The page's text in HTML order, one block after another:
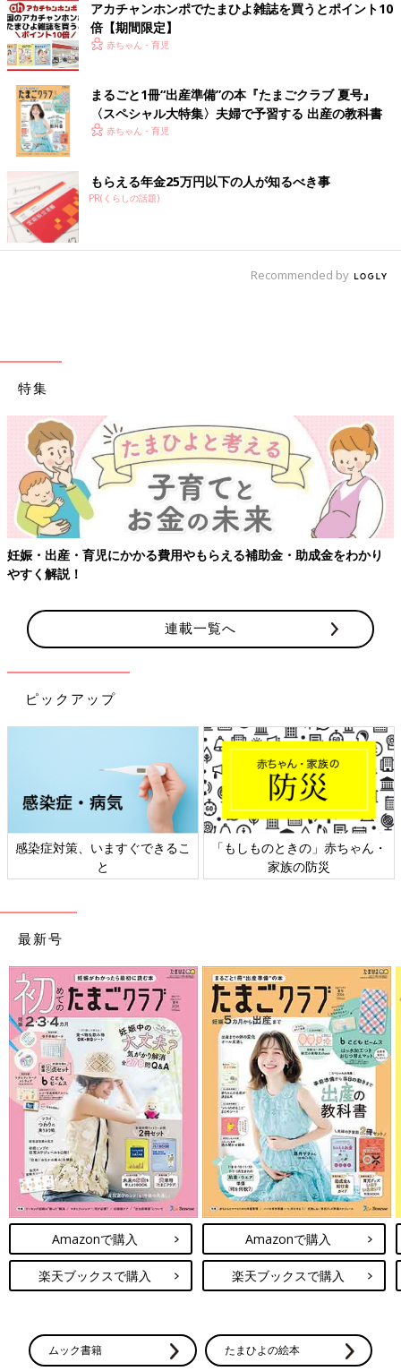
アカチャンホンポでたまひよ雑誌を買うとポイント10
倍【期間限定】
赤ちゃん・育児
まるごと1冊“出産準備”の本『たまごクラブ 夏号』
〈スペシャル大特集〉夫婦で予習する 出産の教科書
赤ちゃん・育児
もらえる年金25万円以下の人が知るべき事
PR(くらしの話題)
Recommended by
特集
妊娠・出産・育児にかかる費用やもらえる補助金・助成金をわかり
やすく解説！
連載一覧へ
ピックアップ
感染症対策、いますぐできるこ
と
「もしものときの」赤ちゃん・
家族の防災
最新号
Amazonで購入
楽天ブックスで購入
Amazonで購入
楽天ブックスで購入
ムック書籍 たまひよの絵本